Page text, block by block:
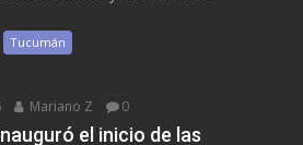
Tucumán
Mariano Z 0
el inicio de las